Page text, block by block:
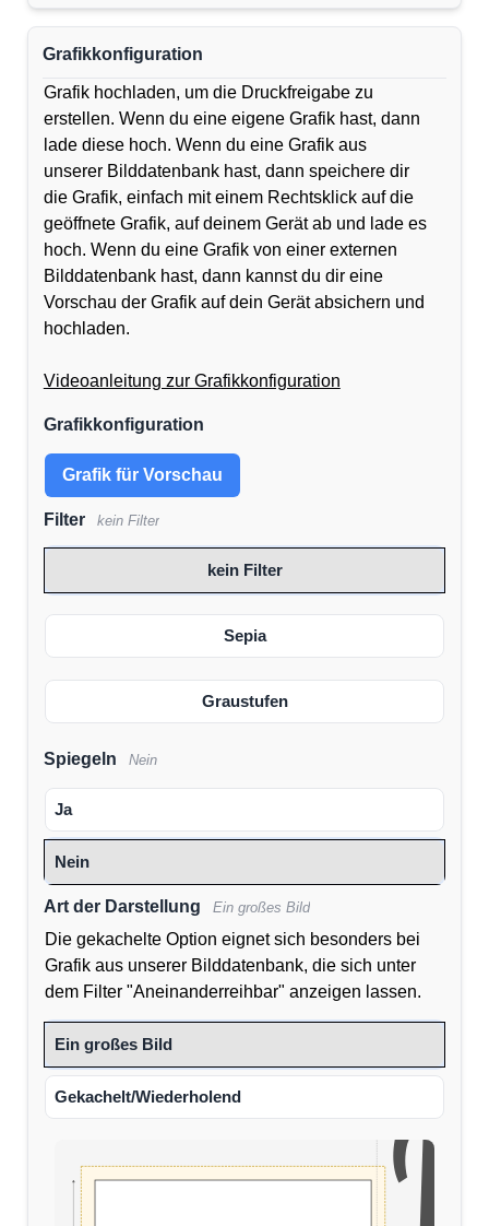
Grafikkonfiguration
Grafik hochladen, um die Druckfreigabe zu
erstellen. Wenn du eine eigene Grafik hast, dann
lade diese hoch. Wenn du eine Grafik aus
unserer Bilddatenbank hast, dann speichere dir
die Grafik, einfach mit einem Rechtsklick auf die
geöffnete Grafik, auf deinem Gerät ab und lade es
hoch. Wenn du eine Grafik von einer externen
Bilddatenbank hast, dann kannst du dir eine
Vorschau der Grafik auf dein Gerät absichern und
hochladen.
Videoanleitung zur Grafikkonfiguration
Grafikkonfiguration
Grafik für Vorschau
Filter kein Filter
kein Filter
Sepia
Graustufen
Spiegeln Nein
Ja
Nein
Art der Darstellung Ein großes Bild
Die gekachelte Option eignet sich besonders bei
Grafik aus unserer Bilddatenbank, die sich unter
dem Filter "Aneinanderreihbar" anzeigen lassen.
Ein großes Bild
Gekachelt/Wiederholend